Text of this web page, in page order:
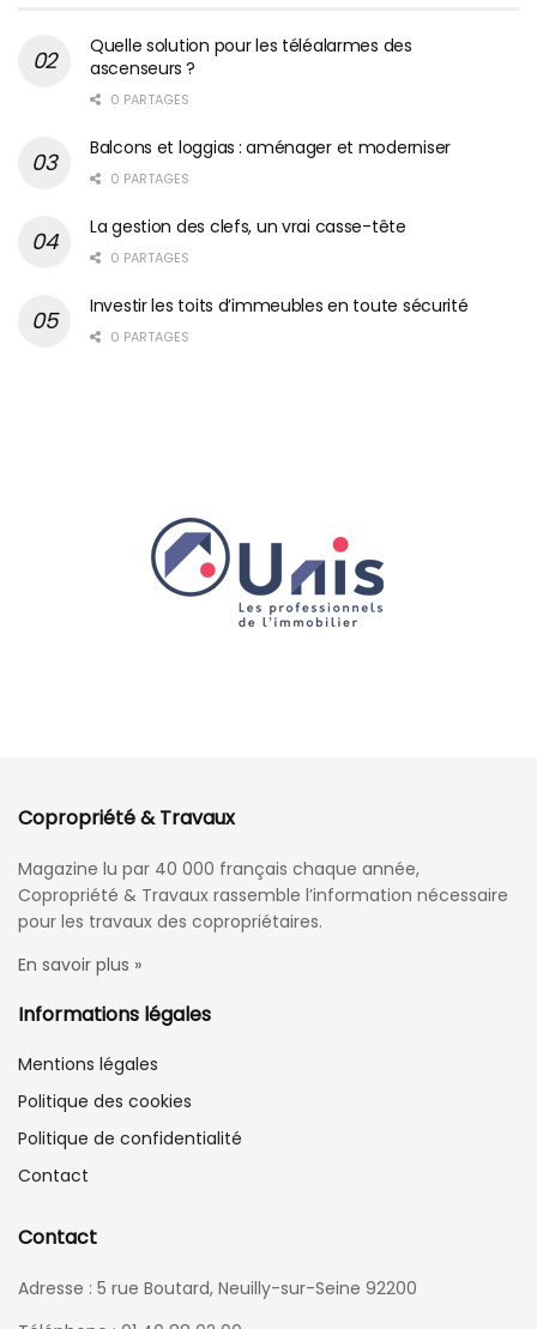
Quelle solution pour les téléalarmes des
ascenseurs ?
0 PARTAGES
Balcons et loggias : aménager et moderniser
0 PARTAGES
La gestion des clefs, un vrai casse-tête
0 PARTAGES
Investir les toits d’immeubles en toute sécurité
0 PARTAGES
Copropriété & Travaux
Magazine lu par 40 000 français chaque année,
Copropriété & Travaux rassemble l’information nécessaire
pour les travaux des copropriétaires.
En savoir plus »
Informations légales
Mentions légales
Politique des cookies
Politique de confidentialité
Contact
Contact
Adresse : 5 rue Boutard, Neuilly-sur-Seine 92200